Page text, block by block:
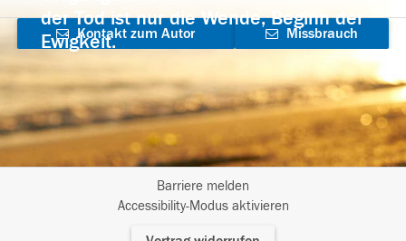
der Tod ist nur die Wende, Beginn der
Ewigkeit.
Kontakt zum Autor
aufnehmen
Missbrauch
Barriere melden
Accessibility-Modus aktivieren